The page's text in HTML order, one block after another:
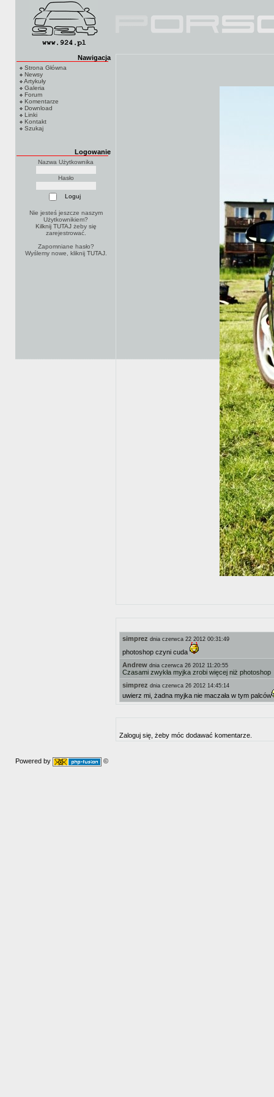
Nawigacja
Strona Główna
Newsy
Artykuły
Galeria
Forum
Komentarze
Download
Linki
Kontakt
Szukaj
Logowanie
Nazwa Użytkownika
Hasło
Nie jesteś jeszcze naszym
Użytkownikiem?
Kilknij TUTAJżeby się
zarejestrować.
Zapomniane hasło?
Wyślemy nowe, kliknij TUTAJ.
simprez dnia czerwca 22 2012 00:31:49
photoshop czyni cuda
Andrew dnia czerwca 26 2012 11:20:55
Czasami zwykła myjka zrobi więcej niż photoshop
simprez dnia czerwca 26 2012 14:45:14
uwierz mi, żadna myjka nie maczała w tym palców
Zaloguj się, żeby móc dodawać komentarze.
Powered by ©